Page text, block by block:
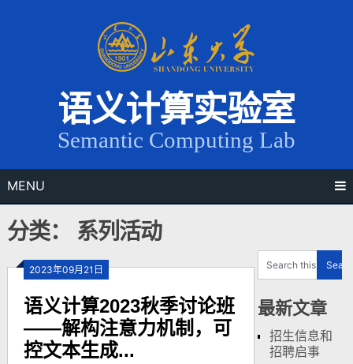
语义计算实验室
Semantic Computing Lab
MENU
分类： 系列活动
2023年09月21日
语义计算2023秋季讨论班
——解构注意力机制，可
控文本生成...
最新文章
招生信息和
招聘启事